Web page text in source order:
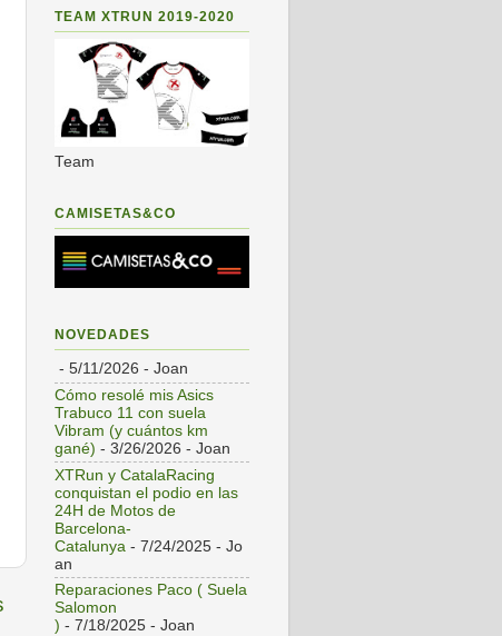
TEAM XTRUN 2019-2020
Team
CAMISETAS&CO
NOVEDADES
- 5/11/2026 - Joan
Cómo resolé mis Asics
Trabuco 11 con suela
Vibram (y cuántos km
gané) - 3/26/2026 - Joan
XTRun y CatalaRacing
conquistan el podio en las
24H de Motos de
Barcelona-
Catalunya - 7/24/2025 - Jo
an
Reparaciones Paco ( Suela
Salomon
) - 7/18/2025 - Joan